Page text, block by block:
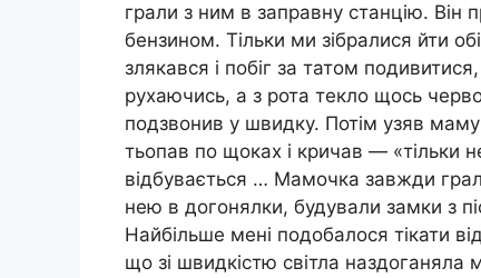
грали з ним в заправну станцію.
бензином. Тільки ми зібралися йти
злякався і побіг за татом
рухаючись, а з рота текло щось
подзвонив у швидку. Потім узяв маму
тьопав по щоках і кричав — «тільки
відбувається … Мамочка завжди
нею в догонялки, будували замки з
Найбільше мені подобалося тікати
що зі швидкістю світла наздоганяла